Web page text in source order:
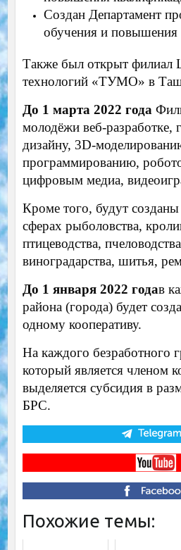
Создан Департамент
обучения и повышения
Также был открыт филиал
технологий «ТУМО» в
До 1 марта 2022 года
молодёжи веб-разработке,
дизайну, 3D-
программированию,
цифровым медиа,
Кроме того, будут
сферах рыболовства,
птицеводства,
виноградарства, шитья,
До 1 января 2022 годав
района (города) будет
одному кооперативу.
На каждого безработного
который является членом
выделяется субсидия в
БРС.
Похожие темы: